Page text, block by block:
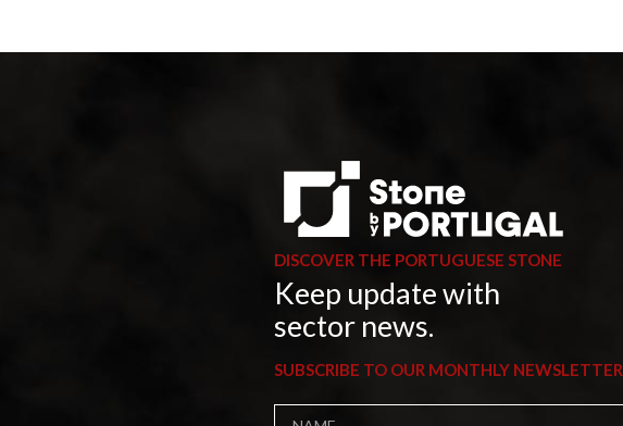
DISCOVER THE PORTUGUESE STONE
Keep update with
sector news.
SUBSCRIBE TO OUR MONTHLY NEWSLETTER